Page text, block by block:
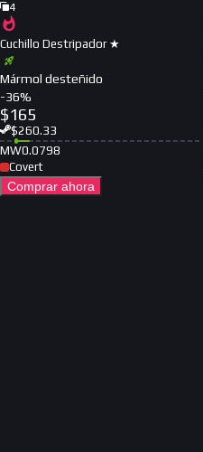
4
Cuchillo Destripador ★
Mármol desteñido
-36%
$165
$260.33
MW0.0798
Covert
Comprar ahora